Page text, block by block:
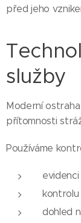
před jeho
služby
Moderní
přítomnosti
Používáme
kontrolu
dohled